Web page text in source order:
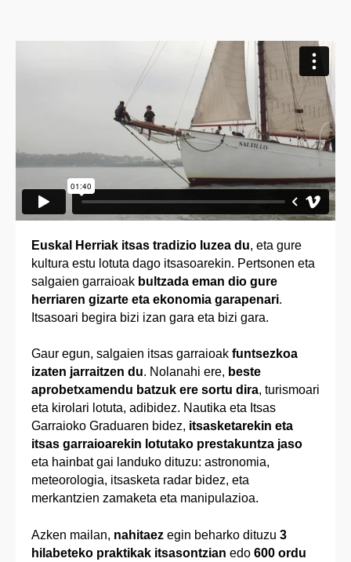
Euskal Herriak itsas tradizio luzea du, eta gure
kultura estu lotuta dago itsasoarekin. Pertsonen eta
salgaien garraioak bultzada eman dio gure
herriaren gizarte eta ekonomia garapenari.
Itsasoari begira bizi izan gara eta bizi gara.
Gaur egun, salgaien itsas garraioak funtsezkoa
izaten jarraitzen du. Nolanahi ere, beste
aprobetxamendu batzuk ere sortu dira, turismoari
eta kirolari lotuta, adibidez. Nautika eta Itsas
Garraioko Graduaren bidez, itsasketarekin eta
itsas garraioarekin lotutako prestakuntza jaso
eta hainbat gai landuko dituzu: astronomia,
meteorologia, itsasketa radar bidez, eta
merkantzien zamaketa eta manipulazioa.
Azken mailan, nahitaez egin beharko dituzu 3
hilabeteko praktikak itsasontzian edo 600 ordu